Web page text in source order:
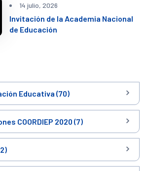
14 julio, 2026
Invitación de la Academia Nacional
de Educación
Educativa (70)
COORDIEP 2020 (7)